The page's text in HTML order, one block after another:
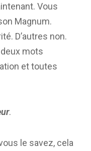
Vous
Magnum.
D’autres non.
mots
et toutes
.
le savez, cela